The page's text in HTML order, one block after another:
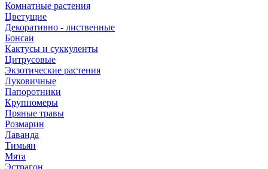
Комнатные растения
Цветущие
Декоративно - лиственные
Бонсаи
Кактусы и суккуленты
Цитрусовые
Экзотические растения
Луковичные
Папоротники
Крупномеры
Пряные травы
Розмарин
Лаванда
Тимьян
Мята
Эстрагон